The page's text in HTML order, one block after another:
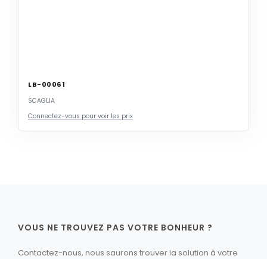
LB-00061
SCAGLIA
Connectez-vous pour voir les prix
VOUS NE TROUVEZ PAS VOTRE BONHEUR ?
Contactez-nous, nous saurons trouver la solution à votre